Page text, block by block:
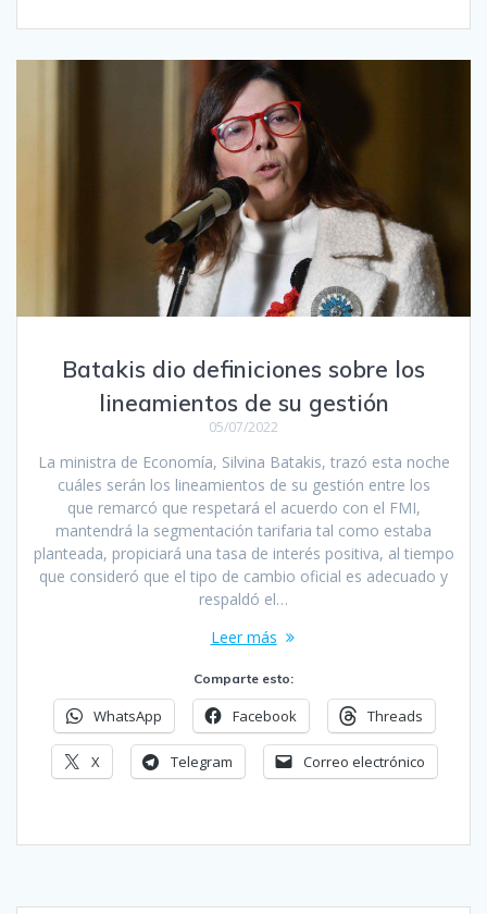
Batakis dio definiciones sobre los
lineamientos de su gestión
05/07/2022
La ministra de Economía, Silvina Batakis, trazó esta noche
cuáles serán los lineamientos de su gestión entre los
que remarcó que respetará el acuerdo con el FMI,
mantendrá la segmentación tarifaria tal como estaba
planteada, propiciará una tasa de interés positiva, al tiempo
que consideró que el tipo de cambio oficial es adecuado y
respaldó el…
Leer más
Comparte esto:
WhatsApp Facebook Threads
X Telegram Correo electrónico